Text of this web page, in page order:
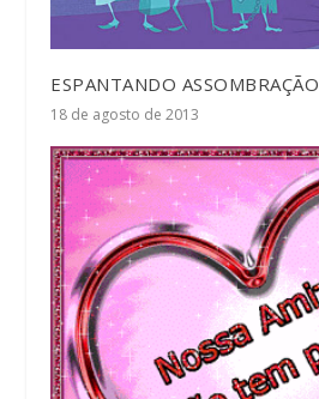
ESPANTANDO ASSOMBRAÇÃO
18 de agosto de 2013